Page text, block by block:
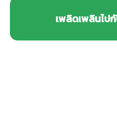
เพลิดเพลินไป